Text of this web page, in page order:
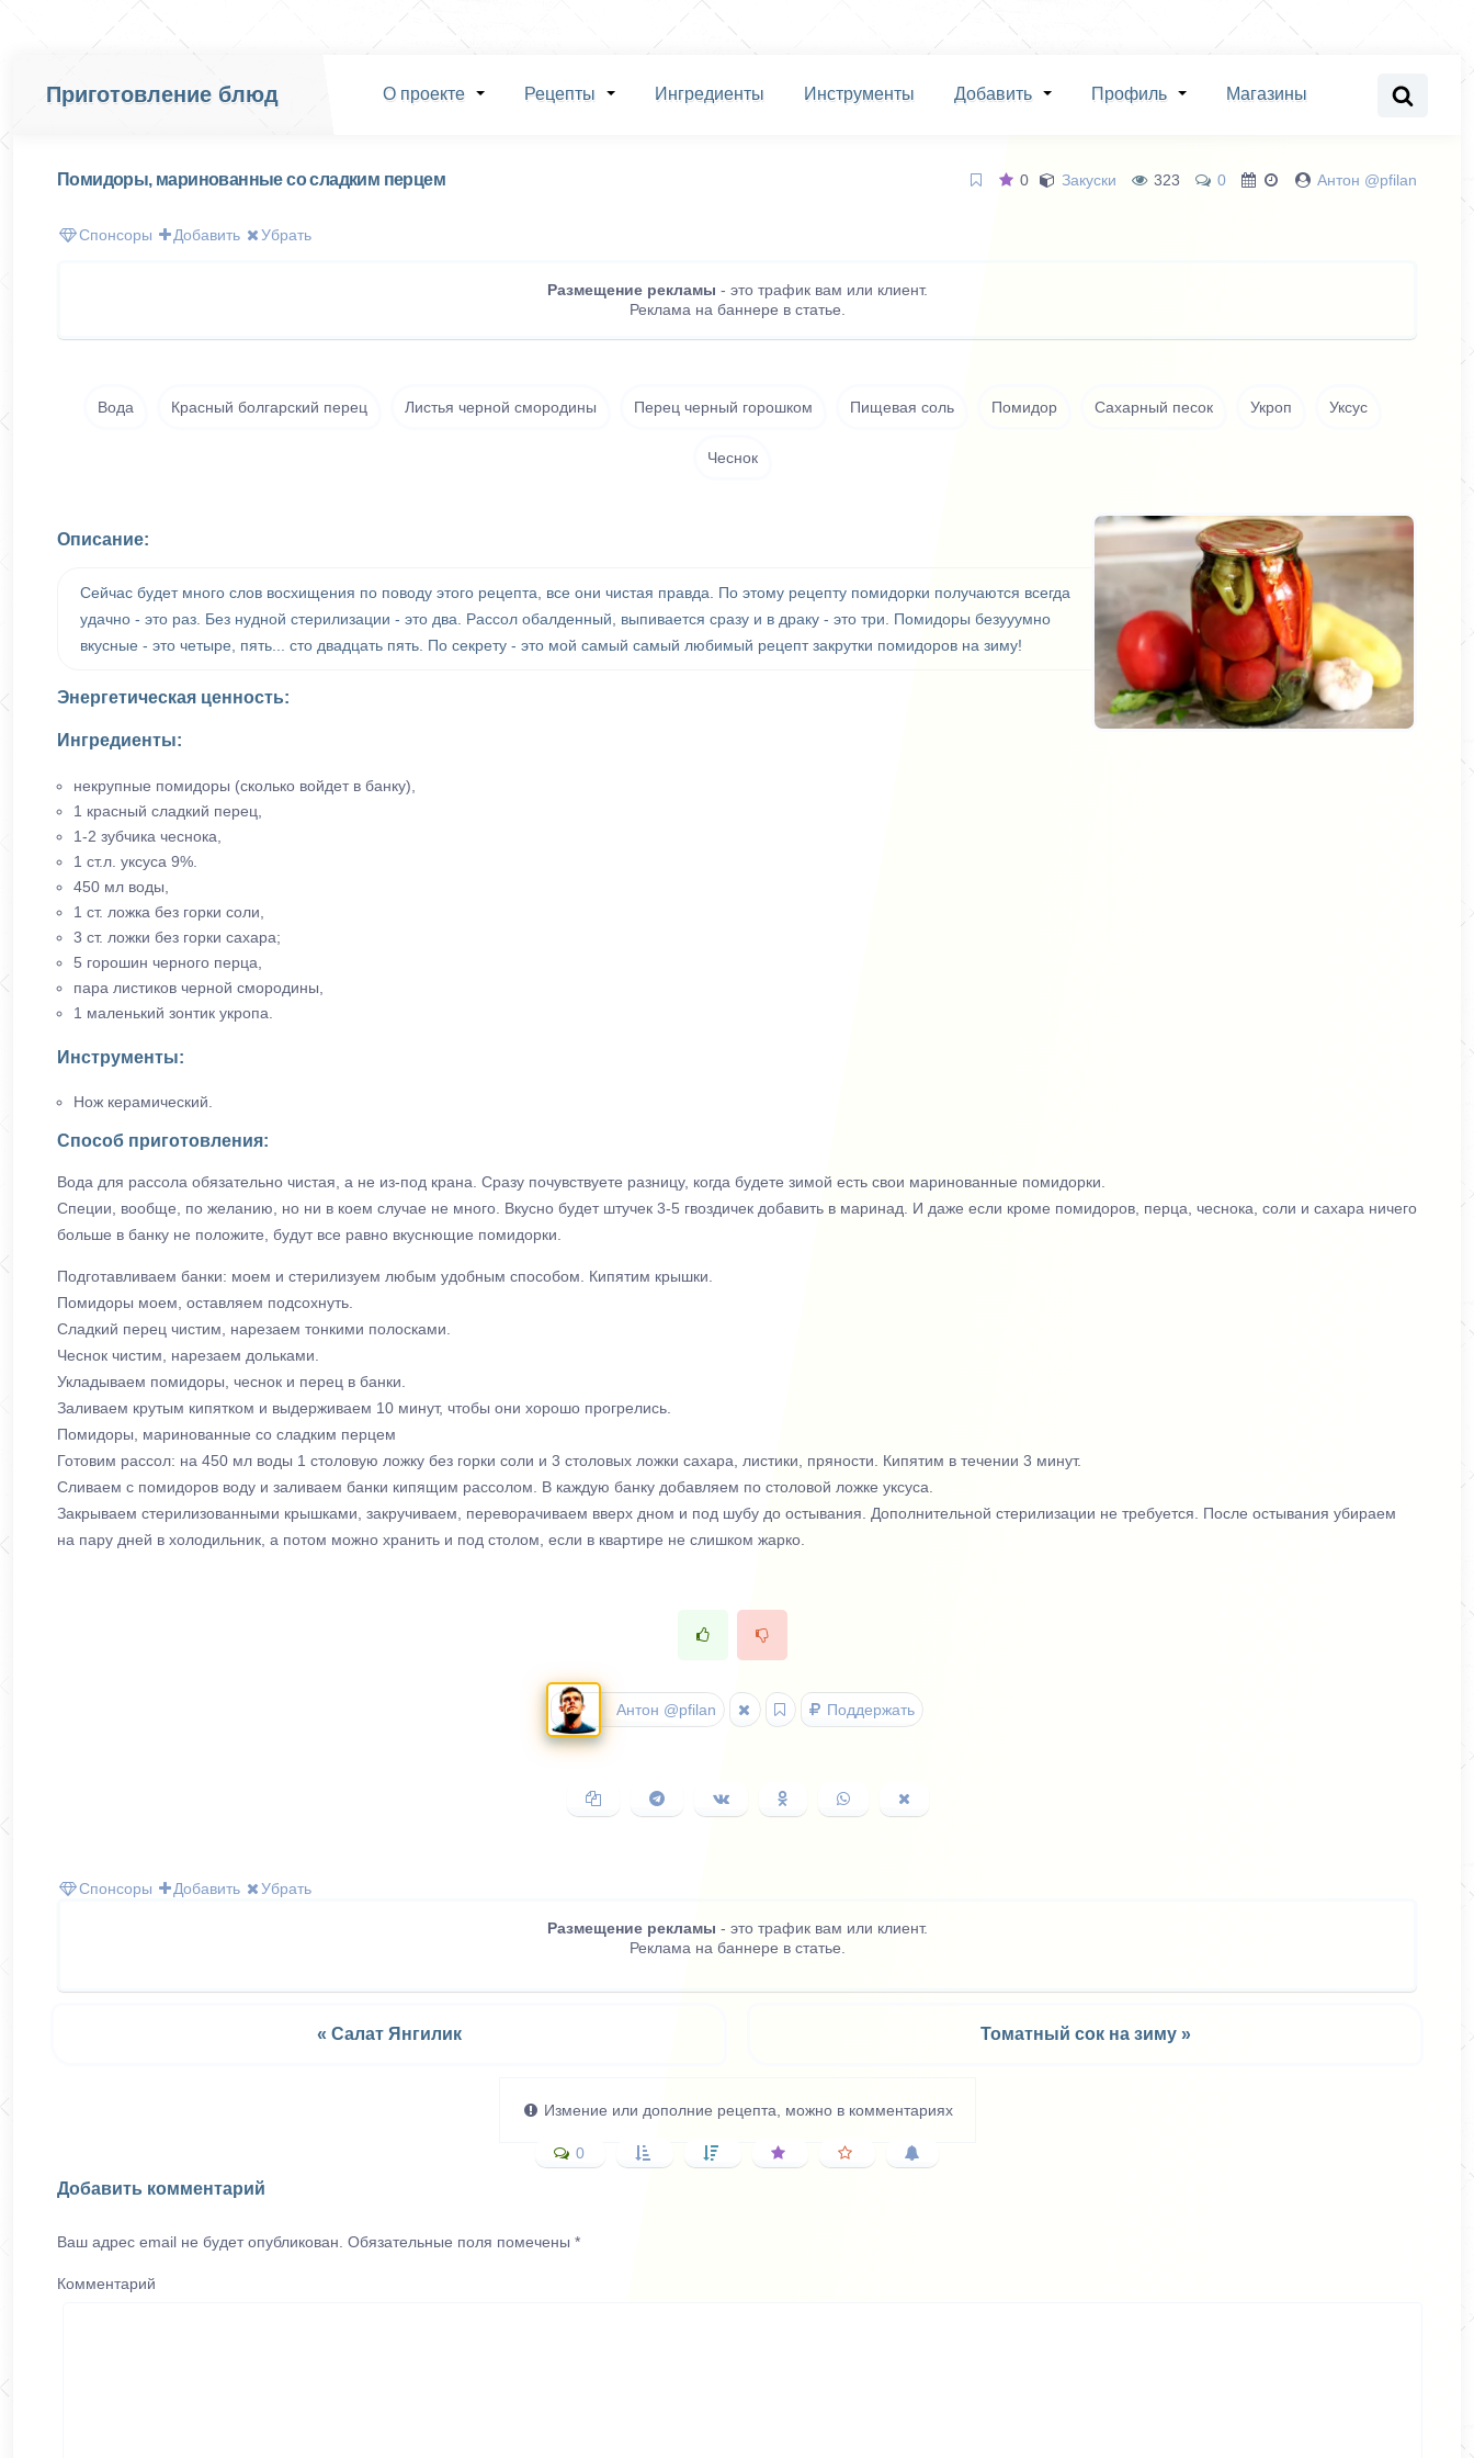
Приготовление блюд О проекте Рецепты Ингредиенты Инструменты Добавить Профиль Магазины
Помидоры, маринованные со сладким перцем 0 Закуски 323 0 Антон @pfilan
Спонсоры Добавить Убрать
Размещение рекламы - это трафик вам или клиент.
Реклама на баннере в статье.
Вода Красный болгарский перец Листья черной смородины Перец черный горошком Пищевая соль Помидор Сахарный песок Укроп Уксус
Чеснок
Описание:
Сейчас будет много слов восхищения по поводу этого рецепта, все они чистая правда. По этому рецепту помидорки получаются всегда
удачно - это раз. Без нудной стерилизации - это два. Рассол обалденный, выпивается сразу и в драку - это три. Помидоры безууумно
вкусные - это четыре, пять... сто двадцать пять. По секрету - это мой самый самый любимый рецепт закрутки помидоров на зиму!
Энергетическая ценность:
Ингредиенты:
некрупные помидоры (сколько войдет в банку),
1 красный сладкий перец,
1-2 зубчика чеснока,
1 ст.л. уксуса 9%.
450 мл воды,
1 ст. ложка без горки соли,
3 ст. ложки без горки сахара;
5 горошин черного перца,
пара листиков черной смородины,
1 маленький зонтик укропа.
Инструменты:
Нож керамический.
Способ приготовления:
Вода для рассола обязательно чистая, а не из-под крана. Сразу почувствуете разницу, когда будете зимой есть свои маринованные помидорки.
Специи, вообще, по желанию, но ни в коем случае не много. Вкусно будет штучек 3-5 гвоздичек добавить в маринад. И даже если кроме помидоров, перца, чеснока, соли и сахара ничего
больше в банку не положите, будут все равно вкуснющие помидорки.
Подготавливаем банки: моем и стерилизуем любым удобным способом. Кипятим крышки.
Помидоры моем, оставляем подсохнуть.
Сладкий перец чистим, нарезаем тонкими полосками.
Чеснок чистим, нарезаем дольками.
Укладываем помидоры, чеснок и перец в банки.
Заливаем крутым кипятком и выдерживаем 10 минут, чтобы они хорошо прогрелись.
Помидоры, маринованные со сладким перцем
Готовим рассол: на 450 мл воды 1 столовую ложку без горки соли и 3 столовых ложки сахара, листики, пряности. Кипятим в течении 3 минут.
Сливаем с помидоров воду и заливаем банки кипящим рассолом. В каждую банку добавляем по столовой ложке уксуса.
Закрываем стерилизованными крышками, закручиваем, переворачиваем вверх дном и под шубу до остывания. Дополнительной стерилизации не требуется. После остывания убираем
на пару дней в холодильник, а потом можно хранить и под столом, если в квартире не слишком жарко.
Антон @pfilan Поддержать
Копировать
ссылку
Поделиться
в
Поделиться
ВКонтакте
Поделиться
в
Поделиться
в
в
Спонсоры
Добавить Убрать
Размещение рекламы - это трафик вам или клиент.
Реклама на баннере в статье.
« Салат Янгилик Томатный сок на зиму »
Измение или дополние рецепта, можно в комментариях
0
Добавить комментарий
Ваш адрес email не будет опубликован. Обязательные поля помечены *
Комментарий